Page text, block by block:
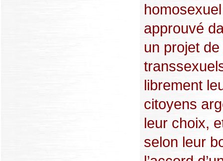
approuvé
un projet
librement
citoyens
leur choix,
selon leur